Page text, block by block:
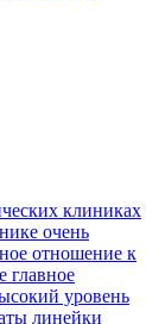
клиниках
очень
отношение к
главное
уровень
линейки